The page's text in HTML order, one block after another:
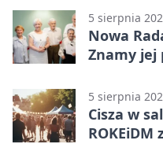
5 sierpnia
Nowa
Znamy jej
5 sierpnia
Cisza w